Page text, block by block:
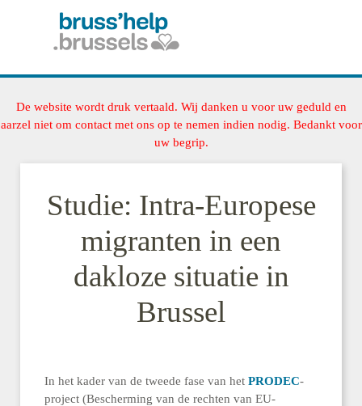
De website wordt druk vertaald. Wij danken u voor uw geduld en
aarzel niet om contact met ons op te nemen indien nodig. Bedankt voor
uw begrip.
Studie: Intra-Europese
migranten in een
dakloze situatie in
Brussel
In het kader van de tweede fase van het PRODEC-
project (Bescherming van de rechten van EU-